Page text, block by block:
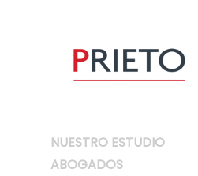
NUESTRO ESTUDIO
ABOGADOS